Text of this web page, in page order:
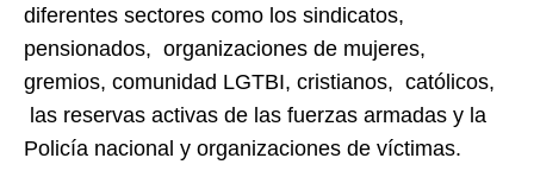
diferentes sectores como los sindicatos,
pensionados, organizaciones de mujeres,
gremios, comunidad LGTBI, cristianos, católicos,
las reservas activas de las fuerzas armadas y la
Policía nacional y organizaciones de víctimas.